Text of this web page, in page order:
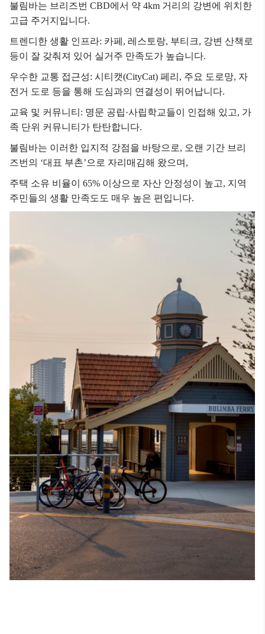
불림바는 브리즈번 CBD에서 약 4km 거리의 강변에 위치한
고급 주거지입니다.
트렌디한 생활 인프라: 카페, 레스토랑, 부티크, 강변 산책로
등이 잘 갖춰져 있어 실거주 만족도가 높습니다.
우수한 교통 접근성: 시티캣(CityCat) 페리, 주요 도로망, 자
전거 도로 등을 통해 도심과의 연결성이 뛰어납니다.
교육 및 커뮤니티: 명문 공립·사립학교들이 인접해 있고, 가
족 단위 커뮤니티가 탄탄합니다.
불림바는 이러한 입지적 강점을 바탕으로, 오랜 기간 브리
즈번의 ‘대표 부촌’으로 자리매김해 왔으며,
주택 소유 비율이 65% 이상으로 자산 안정성이 높고, 지역
주민들의 생활 만족도도 매우 높은 편입니다.